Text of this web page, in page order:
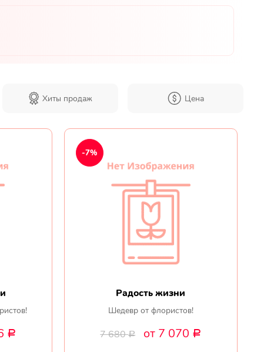
соц.
Хиты продаж Цена
Р
Радость жизни
Шедевр от флористов!
7 680Р от 7 070 Р
-7%